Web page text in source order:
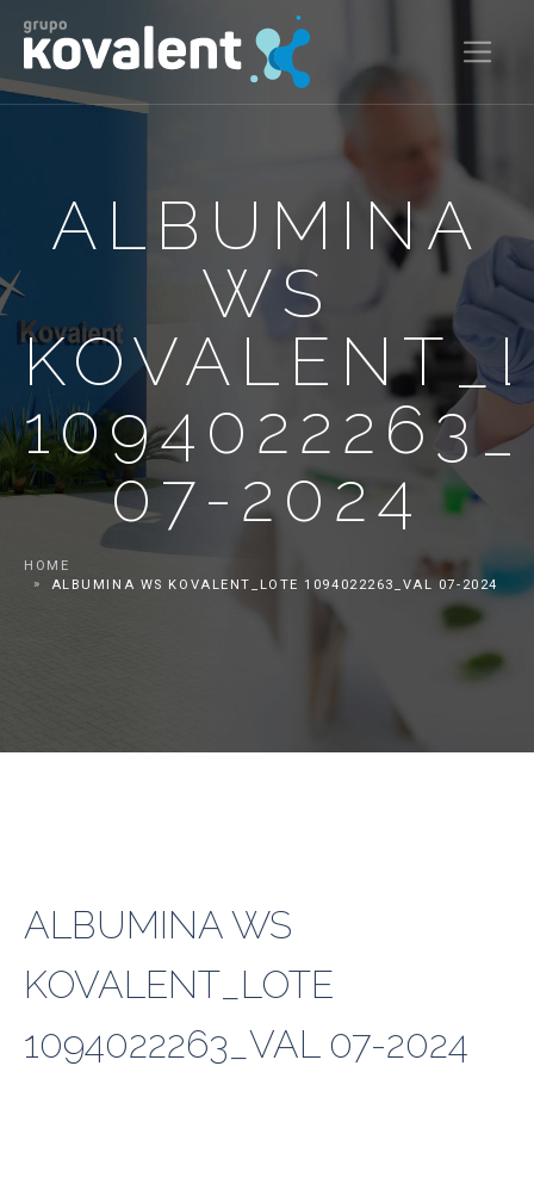
ALBUMINA
WS
07-2024
HOME
ALBUMINA WS KOVALENT_LOTE 1094022263_VAL 07-2024
ALBUMINA WS
KOVALENT_LOTE
1094022263_VAL 07-2024